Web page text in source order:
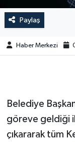
Paylaş
Haber Merkezi
Belediye
göreve geldiği
çıkararak tüm